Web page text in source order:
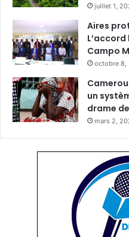
juillet 1,
Aires
Campo
octobre 8,
un
drame
mars 2,